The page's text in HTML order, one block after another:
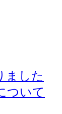
ました
ついて